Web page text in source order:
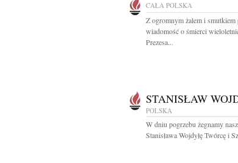
CAŁA POLSKA
Z ogromnym żalem i
wiadomość o śmierci
Prezesa...
STANISŁAW
POLSKA
W dniu pogrzebu żegnamy
Stanisława Wojdyłę Twórcę i